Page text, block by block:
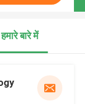
हमारे बारे में